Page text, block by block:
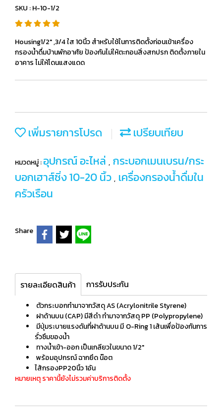
SKU : H-10-1/2
Housing1/2" ,3/4 ใส 10นิ้ว สำหรับใช้ในการติดตั้งก่อนเข้าเครื่อง
กรองน้ำดื่มบ้านพักอาศัย ป้องกันไม่ให้ตะกอนสิ่งสกปรก ติดตั้งภายใน
อาคาร ไม่ให้โดนแสงแดด
เพิ่มรายการโปรด เปรียบเทียบ
หมวดหมู่ :อุปกรณ์ อะไหล่ , กระบอกเมนเบรน/กระ
บอกเฮาส์ซิ่ง 10-20 นิ้ว , เครื่องกรองน้ำดื่มใน
ครัวเรือน
Share
รายละเอียดสินค้า การรับประกัน
ตัวกระบอกทำมาจากวัสดุ AS (Acrylonitrile Styrene)
ฝาด้านบน (CAP) มีสีดำ ทำมาจากวัสดุ PP (Polypropylene)
มีปุ่มระบายแรงดันที่ฝาด้านบน มี O-Ring 1 เส้นเพื่อป้องกันการ
รั่วซึมของน้ำ
ทางน้ำเข้า-ออก เป็นเกลียวในขนาด 1/2"
พร้อมอุปกรณ์ ฉากยึด น๊อต
ไส้กรองPP20นิ้ว 1อัน
หมายเหตุ ราคานี้ยังไม่รวมค่าบริการติดตั้ง